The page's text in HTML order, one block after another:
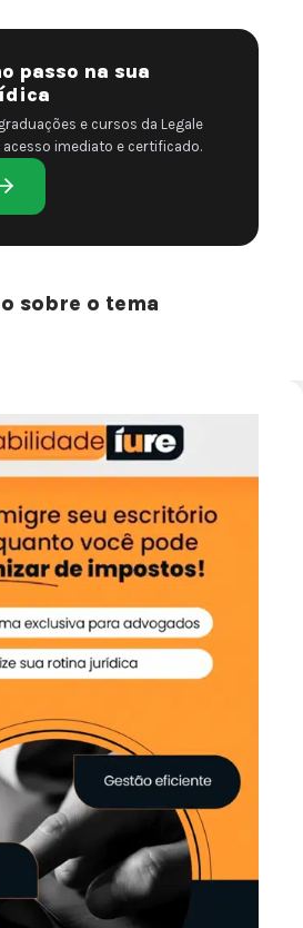
passo na sua
e cursos da Legale
acesso imediato e certificado.
sobre o tema